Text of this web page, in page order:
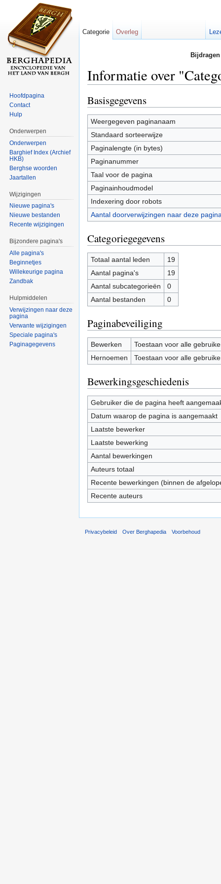
Informatie over
Basisgegevens
Weergegeven paginanaam
Standaard sorteerwijze
Paginalengte (in bytes)
Paginanummer
Taal voor de pagina
Paginainhoudmodel
Indexering door robots
Aantal doorverwijzingen naar deze
Categoriegegevens
Totaal aantal leden
19
Aantal pagina's
19
Aantal subcategorieën
0
Aantal bestanden
0
Paginabeveiliging
Bewerken
Toestaan voor alle
Hernoemen
Toestaan voor alle
Bewerkingsgeschiedenis
Gebruiker die de pagina heeft
Datum waarop de pagina is aangemaakt
Laatste bewerker
Laatste bewerking
Aantal bewerkingen
Auteurs totaal
Recente bewerkingen (binnen de
Recente auteurs
Categorie Overleg
Hoofdpagina
Contact
Hulp
Onderwerpen
Onderwerpen
Barghief Index (Archief
HKB)
Berghse woorden
Jaartallen
Wijzigingen
Nieuwe pagina's
Nieuwe bestanden
Recente wijzigingen
Bijzondere pagina's
Alle pagina's
Beginnetjes
Willekeurige pagina
Zandbak
Hulpmiddelen
Verwijzingen naar deze
pagina
Verwante wijzigingen
Speciale pagina's
Paginagegevens
Privacybeleid Over Berghapedia Voorbehoud